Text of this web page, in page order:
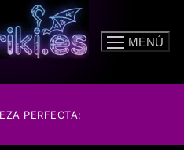
MENÚ
PERFECTA: